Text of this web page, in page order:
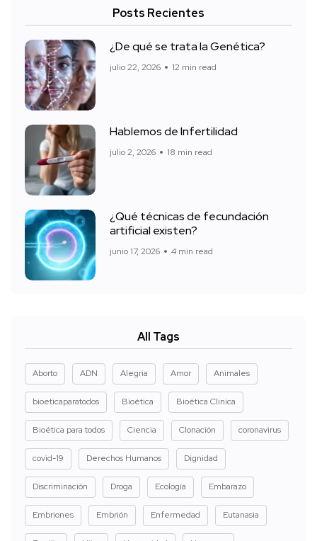
Posts Recientes
¿De qué se trata la Genética?
julio 22, 2026 12 min read
Hablemos de Infertilidad
julio 2, 2026 18 min read
¿Qué técnicas de fecundación
artificial existen?
junio 17, 2026 4 min read
All Tags
Aborto ADN Alegria Amor Animales
bioeticaparatodos Bioética Bioética Clinica
Bioética para todos Ciencia Clonación coronavirus
covid-19 Derechos Humanos Dignidad
Discriminación Droga Ecología Embarazo
Embriones Embrión Enfermedad Eutanasia